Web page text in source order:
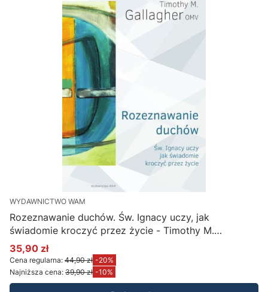
WYDAWNICTWO WAM
Rozeznawanie duchów. Św. Ignacy uczy, jak
świadomie kroczyć przez życie - Timothy M.
Gallagher OMV
Cena promocyjna
35,90 zł
Cena regularna: 44,90 zł -20%
Najniższa cena: 39,90 zł -10%